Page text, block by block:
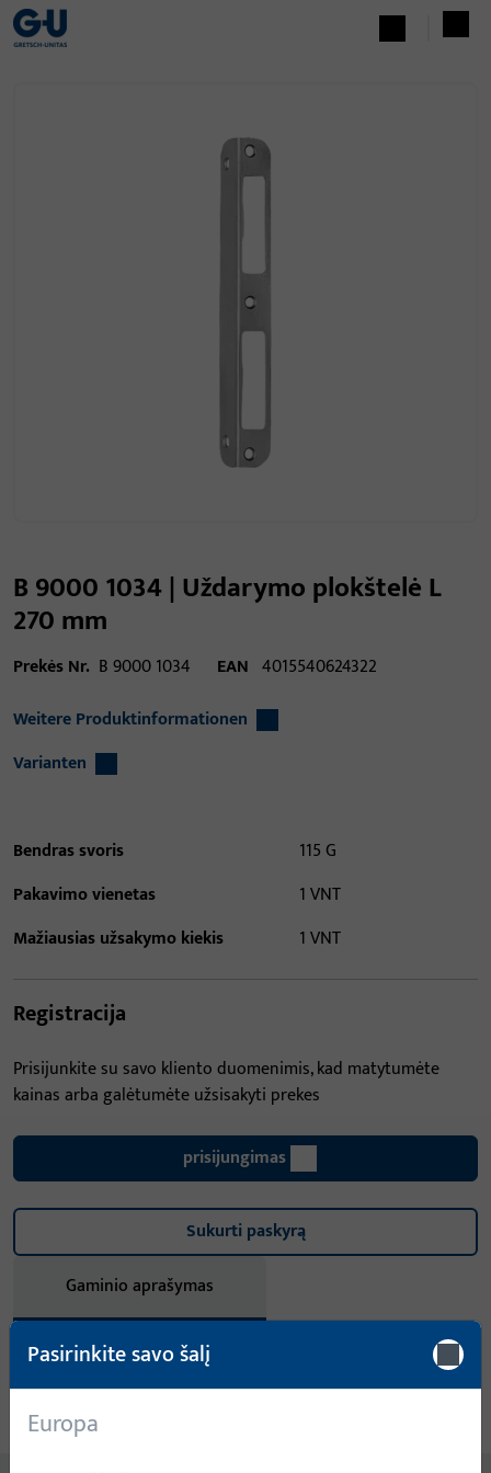
B 9000 1034 | Uždarymo plokštelė L
270 mm
Prekės Nr. B 9000 1034 EAN 4015540624322
Weitere Produktinformationen
Varianten
Bendras svoris
115 G
Pakavimo vienetas
1 VNT
Mažiausias užsakymo kiekis
1 VNT
Registracija
Prisijunkite su savo kliento duomenimis, kad matytumėte
kainas arba galėtumėte užsisakyti prekes
prisijungimas
Sukurti paskyrą
Gaminio aprašymas
Techniniai duomenys
Atsisiuntimai
Pasirinkite savo šalį
Europa